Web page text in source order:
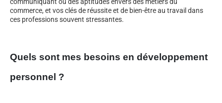
commerce, et vos clés de réussite et de bien-être au travail dans
ces professions souvent stressantes.
Quels sont mes besoins en développement
personnel ?